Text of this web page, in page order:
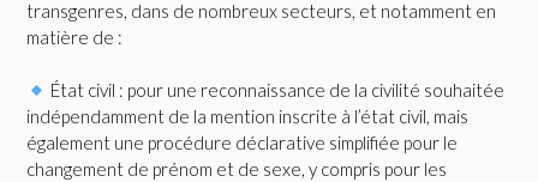
transgenres, dans de nombreux secteurs, et notamment en
matière de :
État civil : pour une reconnaissance de la civilité souhaitée
indépendamment de la mention inscrite à l’état civil, mais
également une procédure déclarative simplifiée pour le
changement de prénom et de sexe, y compris pour les